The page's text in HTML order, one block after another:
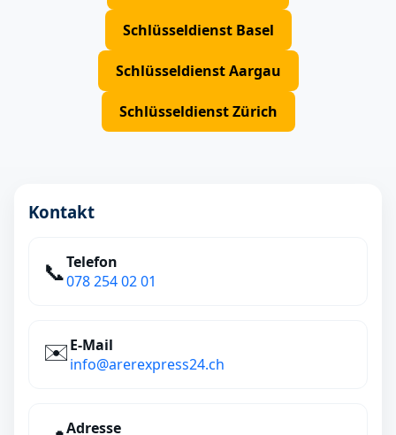
Schlüsseldienst Basel
Schlüsseldienst Aargau
Schlüsseldienst Zürich
Kontakt
📞Telefon
078 254 02 01
✉️E‑Mail
info@arerexpress24.ch
Adresse